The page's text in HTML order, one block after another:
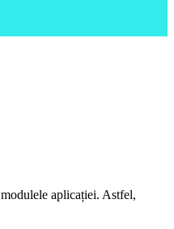
aplicației. Astfel,